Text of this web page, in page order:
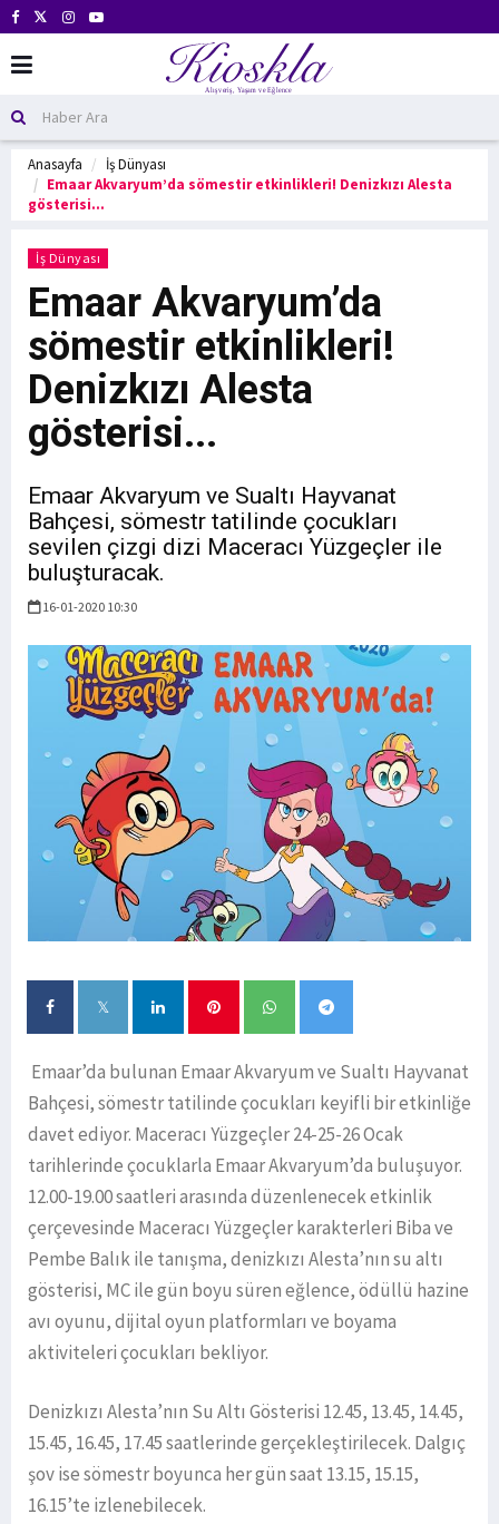
Anasayfa
İş Dünyası
Emaar Akvaryum’da sömestir etkinlikleri! Denizkızı Alesta
gösterisi...
İş Dünyası
Emaar Akvaryum’da
sömestir etkinlikleri!
Denizkızı Alesta
gösterisi...
Emaar Akvaryum ve Sualtı Hayvanat
Bahçesi, sömestr tatilinde çocukları
sevilen çizgi dizi Maceracı Yüzgeçler ile
buluşturacak.
16-01-2020 10:30
Emaar’da bulunan Emaar Akvaryum ve Sualtı Hayvanat
Bahçesi, sömestr tatilinde çocukları keyifli bir etkinliğe
davet ediyor. Maceracı Yüzgeçler 24-25-26 Ocak
tarihlerinde çocuklarla Emaar Akvaryum’da buluşuyor.
12.00-19.00 saatleri arasında düzenlenecek etkinlik
çerçevesinde Maceracı Yüzgeçler karakterleri Biba ve
Pembe Balık ile tanışma, denizkızı Alesta’nın su altı
gösterisi, MC ile gün boyu süren eğlence, ödüllü hazine
avı oyunu, dijital oyun platformları ve boyama
aktiviteleri çocukları bekliyor.
Denizkızı Alesta’nın Su Altı Gösterisi 12.45, 13.45, 14.45,
15.45, 16.45, 17.45 saatlerinde gerçekleştirilecek. Dalgıç
şov ise sömestr boyunca her gün saat 13.15, 15.15,
16.15’te izlenebilecek.